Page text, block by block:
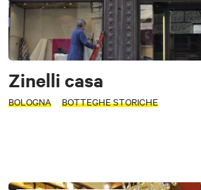
Zinelli casa
BOLOGNA BOTTEGHE STORICHE
Edifici religiosi Torri, edifici storici
Biblioteche